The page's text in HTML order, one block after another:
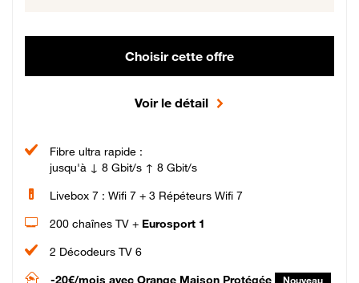
Choisir cette offre
Voir le détail
Fibre ultra rapide :
jusqu'à ↓ 8 Gbit/s ↑ 8 Gbit/s
Livebox 7 : Wifi 7 + 3 Répéteurs Wifi 7
200 chaînes TV + Eurosport 1
2 Décodeurs TV 6
-20€/mois avec Orange Maison Protégée Nouveau